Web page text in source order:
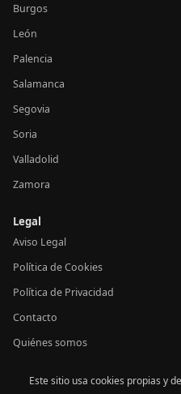
Burgos
León
Palencia
Salamanca
Segovia
Soria
Valladolid
Zamora
Legal
Aviso Legal
Política de Cookies
Política de Privacidad
Contacto
Quiénes somos
© 2026 24h
Este sitio usa cookies propias y